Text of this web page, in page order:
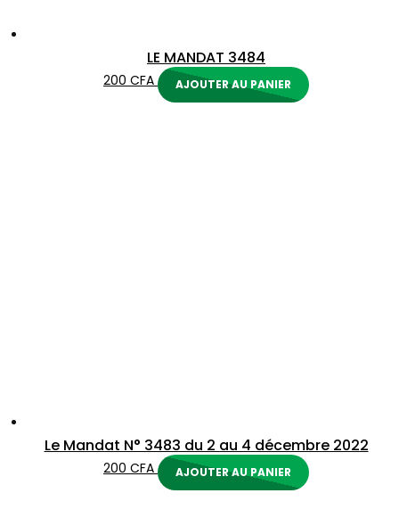
LE MANDAT 3484
200 CFA AJOUTER AU PANIER
Le Mandat N° 3483 du 2 au 4 décembre 2022
200 CFA AJOUTER AU PANIER